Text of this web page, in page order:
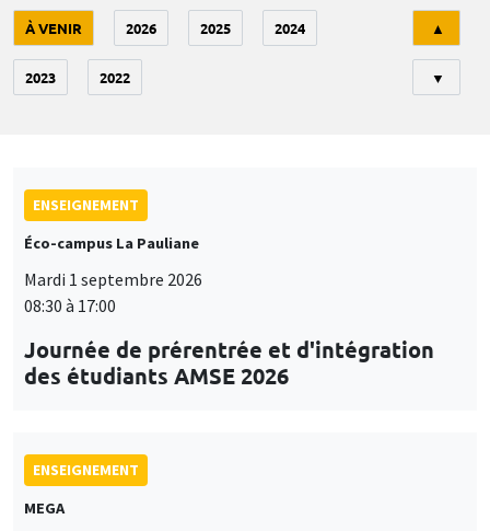
À VENIR 2026 2025 2024
2023 2022
▲
▼
ENSEIGNEMENT
Éco-campus La Pauliane
Mardi 1 septembre 2026
08:30 à 17:00
Journée de prérentrée et d'intégration
des étudiants AMSE 2026
ENSEIGNEMENT
MEGA